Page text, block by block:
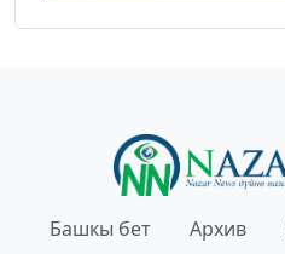
Башкы бет Архив